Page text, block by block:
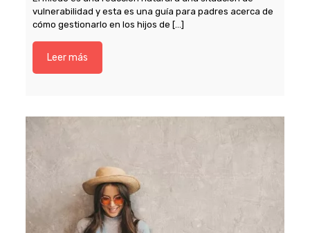
vulnerabilidad y esta es una guía para padres acerca de
cómo gestionarlo en los hijos de […]
Leer más